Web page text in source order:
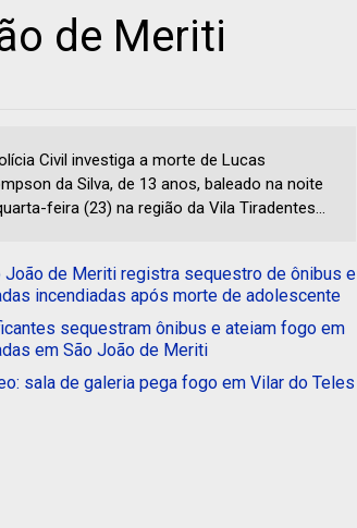
de Meriti
Civil investiga a morte de Lucas
da Silva, de 13 anos, baleado na noite
feira (23) na região da Vila Tiradentes...
João de Meriti registra sequestro de ônibus e
incendiadas após morte de adolescente
sequestram ônibus e ateiam fogo em
em São João de Meriti
sala de galeria pega fogo em Vilar do Teles